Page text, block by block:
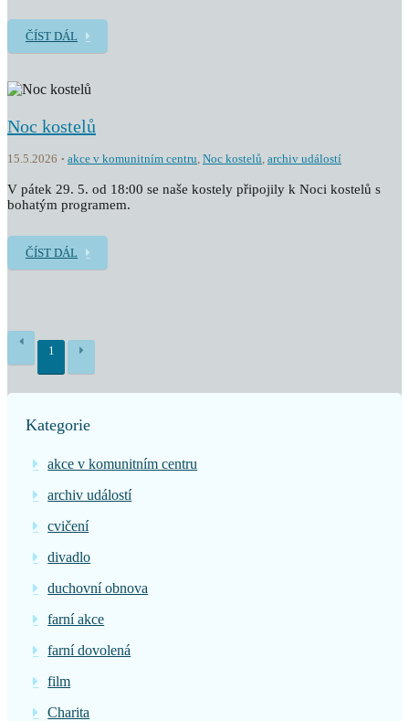
ČÍST DÁL
Noc kostelů
15.5.2026 akce v komunitním centru, Noc kostelů, archiv událostí
V pátek 29. 5. od 18:00 se naše kostely připojily k Noci kostelů s
bohatým programem.
ČÍST DÁL
1
Kategorie
akce v komunitním centru
archiv událostí
cvičení
divadlo
duchovní obnova
farní akce
farní dovolená
film
Charita